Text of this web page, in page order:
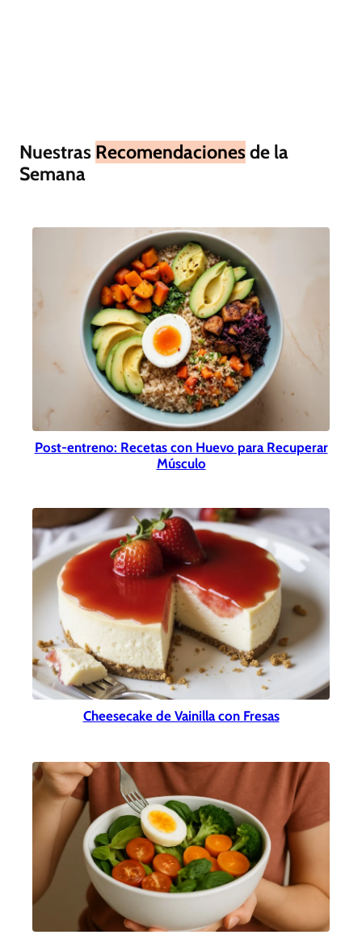
Nuestras Recomendacionesde la
Semana
Post-entreno: Recetas con Huevo para Recuperar
Músculo
Cheesecake de Vainilla con Fresas